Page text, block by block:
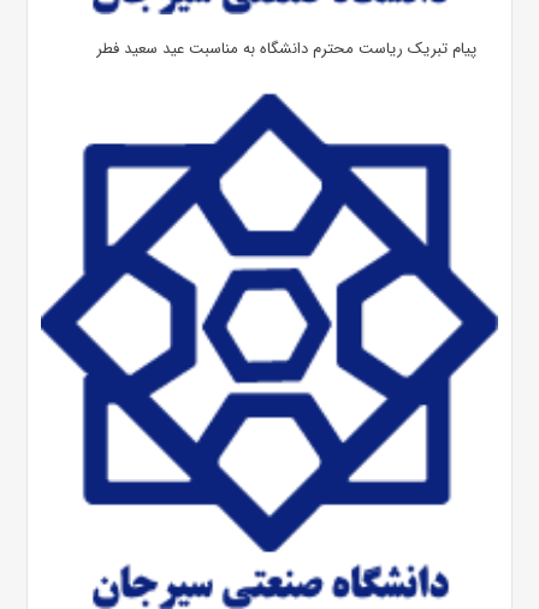
پیام تبریک ریاست محترم دانشگاه به مناسبت عید سعید فطر